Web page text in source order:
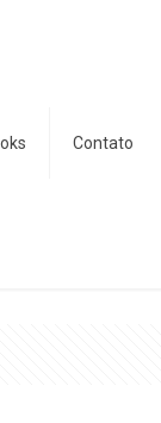
Contato